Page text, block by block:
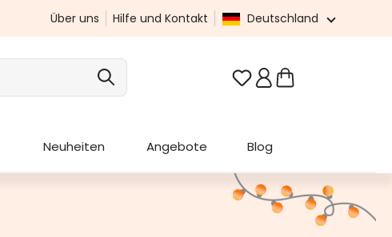
Über uns Hilfe und Kontakt Deutschland
Du hast 0 Produkte
Neuheiten Angebote Blog